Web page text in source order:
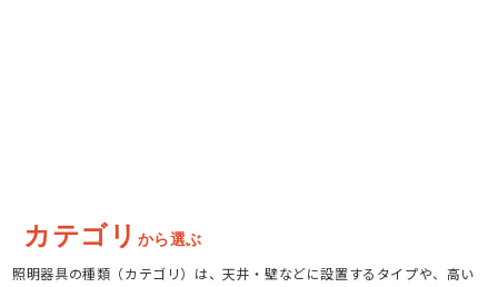
カテゴリ から選ぶ
照明器具の種類（カテゴリ）は、天井・壁などに設置するタイプや、高い